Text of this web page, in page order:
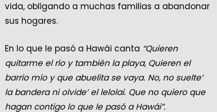
vida, obligando a muchas familias a abandonar
sus hogares.
En lo que le pasó a Hawái canta “Quieren
quitarme el río y también la playa, Quieren el
barrio mío y que abuelita se vaya. No, no suelte’
la bandera ni olvide’ el lelolai. Que no quiero que
hagan contigo lo que le pasó a Hawái”.